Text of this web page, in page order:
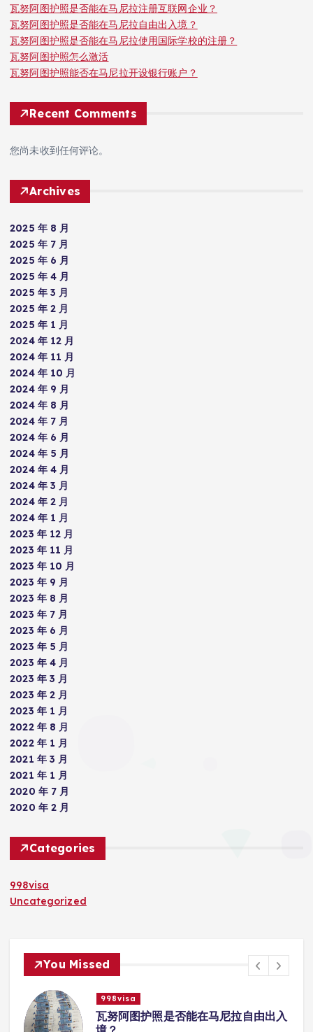
瓦努阿图护照是否能在马尼拉注册互联网企业？
瓦努阿图护照是否能在马尼拉自由出入境？
瓦努阿图护照是否能在马尼拉使用国际学校的注册？
瓦努阿图护照怎么激活
瓦努阿图护照能否在马尼拉开设银行账户？
Recent Comments
您尚未收到任何评论。
Archives
2025 年 8 月
2025 年 7 月
2025 年 6 月
2025 年 4 月
2025 年 3 月
2025 年 2 月
2025 年 1 月
2024 年 12 月
2024 年 11 月
2024 年 10 月
2024 年 9 月
2024 年 8 月
2024 年 7 月
2024 年 6 月
2024 年 5 月
2024 年 4 月
2024 年 3 月
2024 年 2 月
2024 年 1 月
2023 年 12 月
2023 年 11 月
2023 年 10 月
2023 年 9 月
2023 年 8 月
2023 年 7 月
2023 年 6 月
2023 年 5 月
2023 年 4 月
2023 年 3 月
2023 年 2 月
2023 年 1 月
2022 年 8 月
2022 年 1 月
2021 年 3 月
2021 年 1 月
2020 年 7 月
2020 年 2 月
Categories
998visa
Uncategorized
You Missed
998visa
瓦努阿图护照是否能在马尼拉使用国际